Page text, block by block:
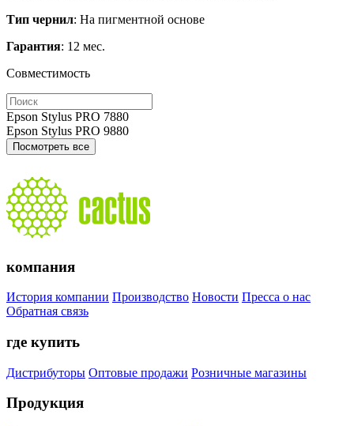
Тип чернил: На пигментной основе
Гарантия: 12 мес.
Совместимость
Epson Stylus PRO 7880
Epson Stylus PRO 9880
Посмотреть все
компания
История компании Производство Новости Пресса о нас
Обратная связь
где купить
Дистрибуторы Оптовые продажи Розничные магазины
Продукция